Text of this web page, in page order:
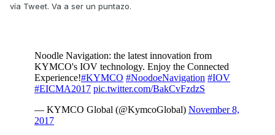
vía Tweet. Va a ser un puntazo.